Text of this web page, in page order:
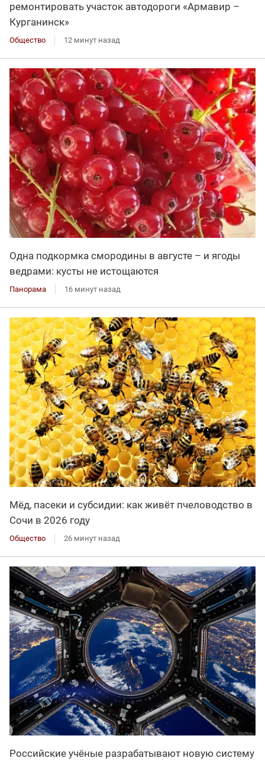
ремонтировать участок автодороги «Армавир –
Курганинск»
Общество 12 минут назад
Одна подкормка смородины в августе – и ягоды
ведрами: кусты не истощаются
Панорама 16 минут назад
Мёд, пасеки и субсидии: как живёт пчеловодство в
Сочи в 2026 году
Общество 26 минут назад
Российские учёные разрабатывают новую систему